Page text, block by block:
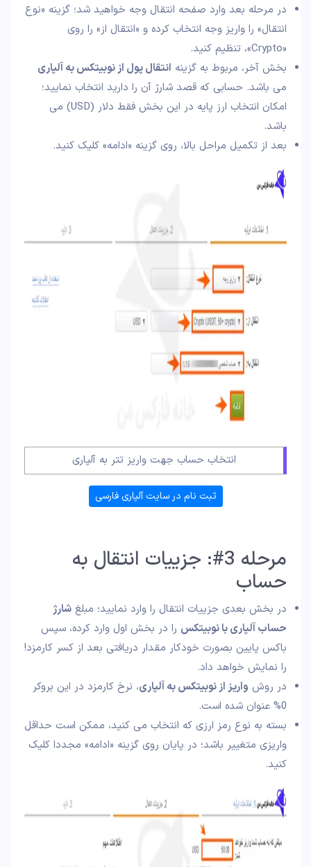
در مرحله بعد وارد صفحه انتقال وجه خواهید شد؛ گزینه «نوع
انتقال» را واریز وجه انتخاب کرده و «انتقال از» را روی
«Crypto»، تنظیم کنید.
بخش آخر، مربوط به گزینه انتقال پول از نوبیتکس به آلپاری
می باشد. حسابی که قصد شارژ آن را دارید انتخاب نمایید؛
امکان انتخاب ارز پایه در این بخش فقط دلار (USD) می
باشد.
بعد از تکمیل مراحل بالا، روی گزینه «ادامه» کلیک کنید.
انتخاب حساب جهت واریز تتر به آلپاری
ثبت نام در سایت آلپاری فارسی
مرحله 3#: جزییات انتقال به
حساب
در بخش بعدی جزییات انتقال را وارد نمایید؛ مبلغ شارژ
حساب آلپاری با نوبیتکس را در بخش اول وارد کرده، سپس
باکس پایین بصورت خودکار مقدار دریافتی بعد از کسر کارمزد!
را نمایش خواهد داد.
در روش واریز از نوبیتکس به آلپاری، نرخ کارمزد در این بروکر
0% عنوان شده است.
بسته به نوع رمز ارزی که انتخاب می کنید، ممکن است حداقل
واریزی متغییر باشد؛ در پایان روی گزینه «ادامه» مجددا کلیک
کنید.